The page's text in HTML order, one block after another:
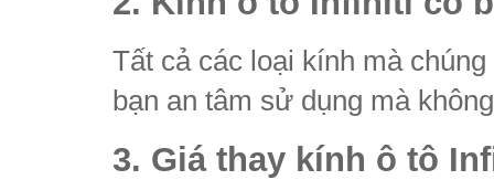
Tất cả các loại kính mà
bạn an tâm sử dụng mà
3. Giá thay kính ô tô